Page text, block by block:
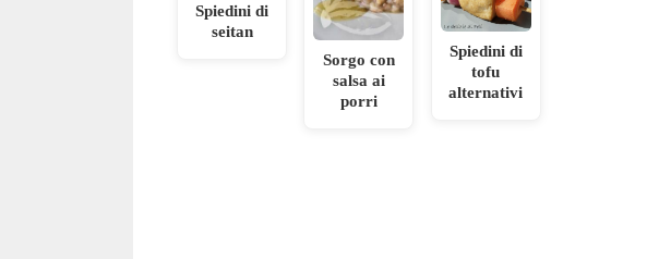
Spiedini di
seitan
Sorgo con
salsa ai
porri
Spiedini di
tofu
alternativi